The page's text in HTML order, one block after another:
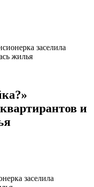
заселила
жилья
и